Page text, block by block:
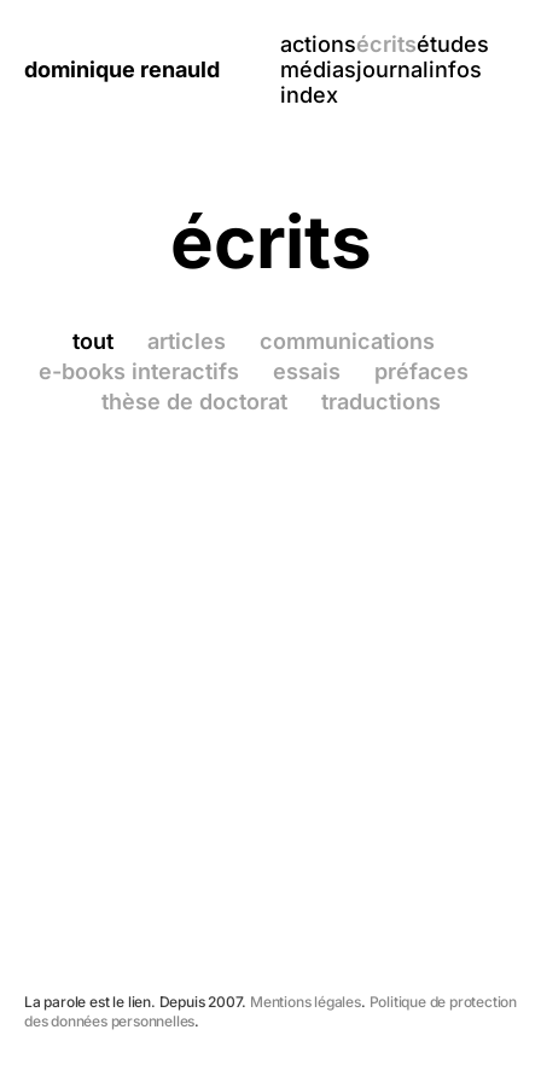
dominique renauld
actionsécritsétudes
médiasjournalinfos
index
écrits
tout articles
communications
e-books interactifs
essais
préfaces
thèse de doctorat
traductions
La parole est le lien. Depuis 2007. Mentions légales. Politique de protection
des données personnelles.